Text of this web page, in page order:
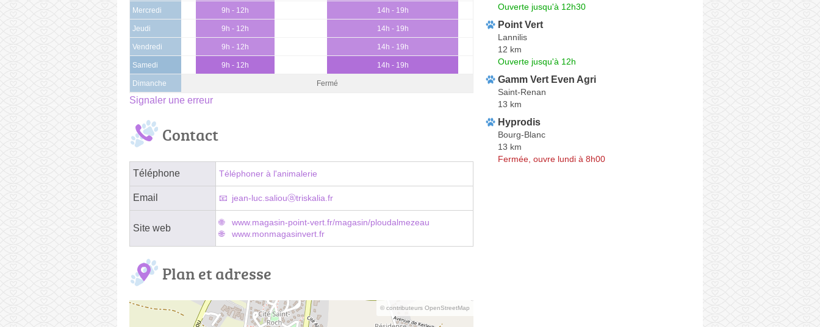
Mercredi 9h - 12h 14h - 19h
Jeudi 9h - 12h 14h - 19h
Vendredi 9h - 12h 14h - 19h
Samedi 9h - 12h 14h - 19h
Dimanche Fermé
Signaler une erreur
Contact
Téléphone Téléphoner à l'animalerie
Email jean-luc.saliouⓐtriskalia.fr
Site web
www.magasin-point-vert.fr/magasin/ploudalmezeau
www.monmagasinvert.fr
Plan et adresse
© contributeurs OpenStreetMap
Ouverte jusqu'à 12h30
Point Vert
Lannilis
12 km
Ouverte jusqu'à 12h
Gamm Vert Even Agri
Saint-Renan
13 km
Hyprodis
Bourg-Blanc
13 km
Fermée, ouvre lundi à 8h00